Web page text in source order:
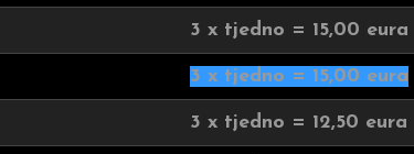
3 x tjedno = 15,00 eura
3 x tjedno = 15,00 eura
3 x tjedno = 12,50 eura